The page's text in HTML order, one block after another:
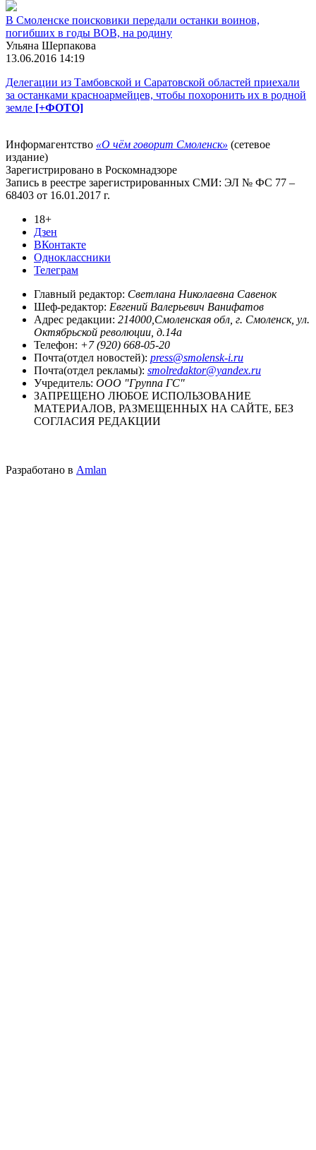
В Смоленске поисковики передали останки воинов,
погибших в годы ВОВ, на родину
Ульяна Шерпакова
13.06.2016 14:19
Делегации из Тамбовской и Саратовской областей приехали
за останками красноармейцев, чтобы похоронить их в родной
земле [+ФОТО]
Информагентство «О чём говорит Смоленск» (сетевое
издание)
Зарегистрировано в Роскомнадзоре
Запись в реестре зарегистрированных СМИ: ЭЛ № ФС 77 –
68403 от 16.01.2017 г.
18+
Дзен
ВКонтакте
Одноклассники
Телеграм
Главный редактор: Светлана Николаевна Савенок
Шеф-редактор: Евгений Валерьевич Ванифатов
Адрес редакции: 214000,Смоленская обл, г. Смоленск, ул.
Октябрьской революции, д.14а
Телефон: +7 (920) 668-05-20
Почта(отдел новостей): press@smolensk-i.ru
Почта(отдел рекламы): smolredaktor@yandex.ru
Учредитель: ООО "Группа ГС"
ЗАПРЕЩЕНО ЛЮБОЕ ИСПОЛЬЗОВАНИЕ
МАТЕРИАЛОВ, РАЗМЕЩЕННЫХ НА САЙТЕ, БЕЗ
СОГЛАСИЯ РЕДАКЦИИ
Разработано в Amlan